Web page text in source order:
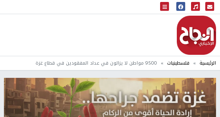
البث المباشر
إذاعة النجاح
الرئيسية فلسطينيات 9500 مواطن لا يزالون في عداد المفقودين في قطاع غزة